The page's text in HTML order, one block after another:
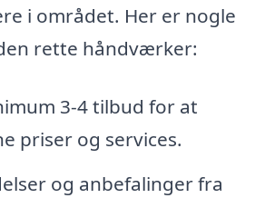
i området. Her er nogle
rette håndværker:
3-4 tilbud for at
priser og services.
og anbefalinger fra